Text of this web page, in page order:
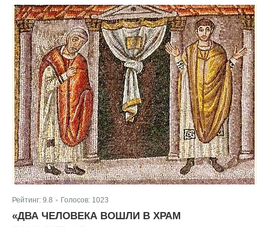
Рейтинг: 9.8 Голосов: 1023
«ДВА ЧЕЛОВЕКА ВОШЛИ В ХРАМ